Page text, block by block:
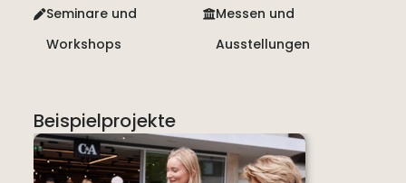
Seminare und
Workshops
Messen und
Ausstellungen
Beispielprojekte